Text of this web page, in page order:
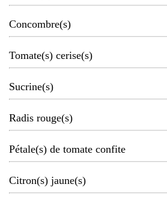
Concombre(s)
Tomate(s) cerise(s)
Sucrine(s)
Radis rouge(s)
Pétale(s) de tomate confite
Citron(s) jaune(s)